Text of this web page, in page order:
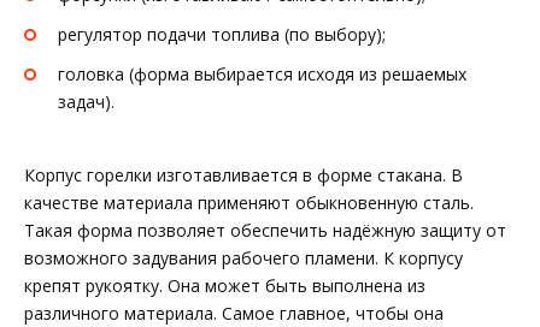
регулятор подачи топлива (по выбору);
головка (форма выбирается исходя из решаемых
задач).
Корпус горелки изготавливается в форме стакана. В
качестве материала применяют обыкновенную сталь.
Такая форма позволяет обеспечить надёжную защиту от
возможного задувания рабочего пламени. К корпусу
крепят рукоятку. Она может быть выполнена из
различного материала. Самое главное, чтобы она